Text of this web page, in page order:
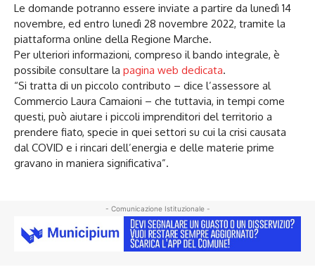
Le domande potranno essere inviate a partire da lunedì 14
novembre, ed entro lunedì 28 novembre 2022, tramite la
piattaforma online della Regione Marche.
Per ulteriori informazioni, compreso il bando integrale, è
possibile consultare la pagina web dedicata.
“Si tratta di un piccolo contributo – dice l’assessore al
Commercio Laura Camaioni – che tuttavia, in tempi come
questi, può aiutare i piccoli imprenditori del territorio a
prendere fiato, specie in quei settori su cui la crisi causata
dal COVID e i rincari dell’energia e delle materie prime
gravano in maniera significativa”.
- Comunicazione Istituzionale -